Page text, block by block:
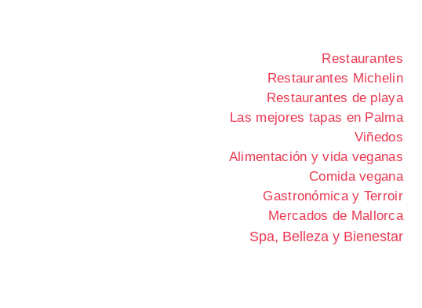
Restaurantes
Restaurantes Michelin
Restaurantes de playa
Las mejores tapas en Palma
Viñedos
Alimentación y vida veganas
Comida vegana
Gastronómica y Terroir
Mercados de Mallorca
Spa, Belleza y Bienestar